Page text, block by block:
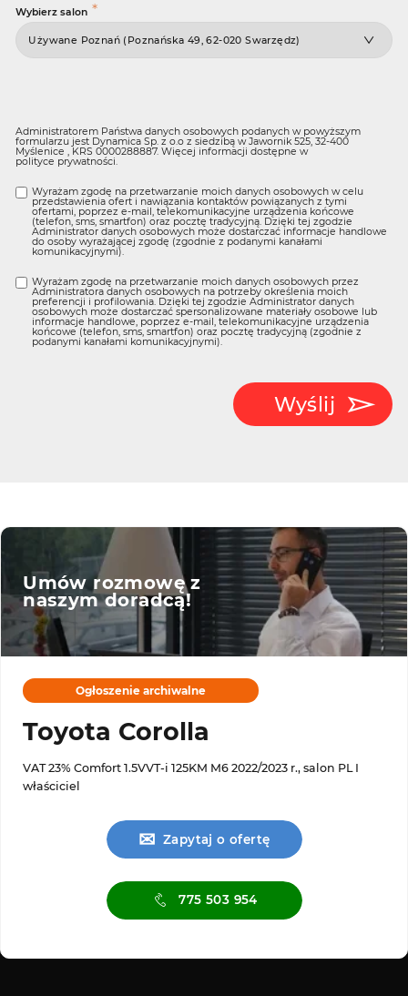
Wybierz salon *
Administratorem Państwa danych osobowych podanych w powyższym
formularzu jest Dynamica Sp. z o.o z siedzibą w Jawornik 525, 32-400
Myślenice , KRS 0000288887. Więcej informacji dostępne w
polityce prywatności
Wyrażam zgodę na przetwarzanie moich danych osobowych w celu
przedstawienia ofert i nawiązania kontaktów powiązanych z tymi
ofertami, poprzez e-mail, telekomunikacyjne urządzenia końcowe
(telefon, sms, smartfon) oraz pocztę tradycyjną. Dzięki tej zgodzie
Administrator danych osobowych może dostarczać informacje handlowe
do osoby wyrażającej zgodę (zgodnie z podanymi kanałami
komunikacyjnymi).
Wyrażam zgodę na przetwarzanie moich danych osobowych przez
Administratora danych osobowych na potrzeby określenia moich
preferencji i profilowania. Dzięki tej zgodzie Administrator danych
osobowych może dostarczać spersonalizowane materiały osobowe lub
informacje handlowe, poprzez e-mail, telekomunikacyjne urządzenia
końcowe (telefon, sms, smartfon) oraz pocztę tradycyjną (zgodnie z
podanymi kanałami komunikacyjnymi).
Wyślij
Umów rozmowę z
naszym doradcą!
Ogłoszenie archiwalne
Toyota Corolla
VAT 23% Comfort 1.5VVT-i 125KM M6 2022/2023 r., salon PL I
właściciel
✉ Zapytaj o ofertę
775 503 954